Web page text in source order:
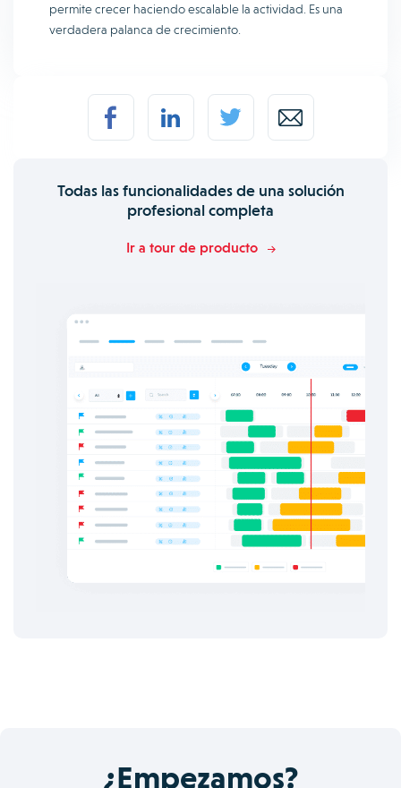
permite crecer haciendo escalable la actividad. Es una
verdadera palanca de crecimiento.
Todas las funcionalidades de una solución
profesional completa
Ir a tour de producto
¿Empezamos?